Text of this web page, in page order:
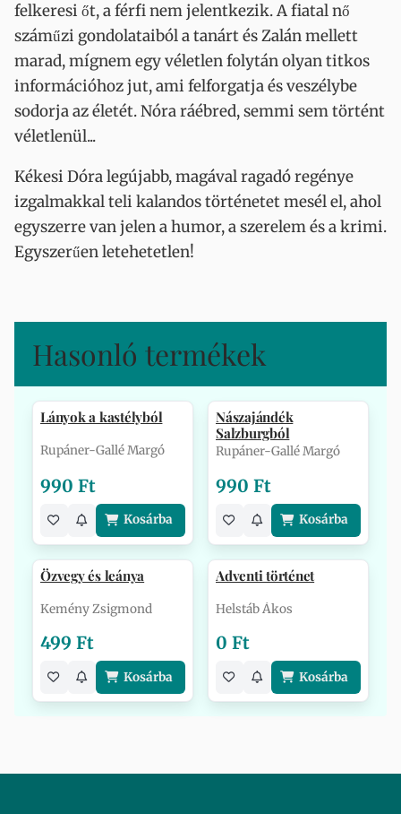
felkeresi őt, a férfi nem jelentkezik. A fiatal nő
száműzi gondolataiból a tanárt és Zalán mellett
marad, mígnem egy véletlen folytán olyan titkos
információhoz jut, ami felforgatja és veszélybe
sodorja az életét. Nóra ráébred, semmi sem történt
véletlenül...
Kékesi Dóra legújabb, magával ragadó regénye
izgalmakkal teli kalandos történetet mesél el, ahol
egyszerre van jelen a humor, a szerelem és a krimi.
Egyszerűen letehetetlen!
Hasonló termékek
Lányok a kastélyból
Rupáner-Gallé Margó
990 Ft
Kosárba
Nászajándék
Salzburgból
Rupáner-Gallé Margó
990 Ft
Kosárba
Özvegy és leánya
Kemény Zsigmond
499 Ft
Kosárba
Adventi történet
Helstáb Ákos
0 Ft
Kosárba